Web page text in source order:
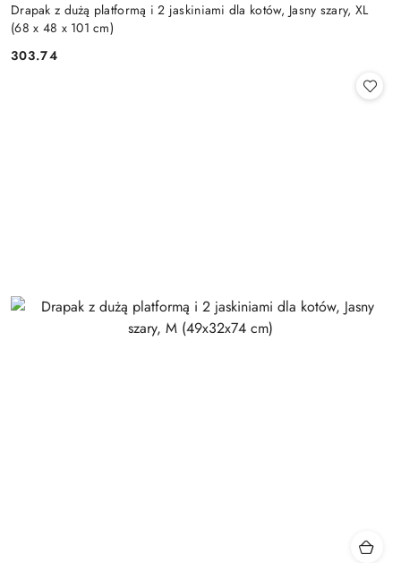
Drapak z dużą platformą i 2 jaskiniami dla kotów, Jasny szary, XL
(68 x 48 x 101 cm)
Cena:
303.74